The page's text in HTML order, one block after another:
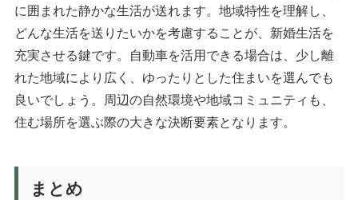
に囲まれた静かな生活が送れます。地域特性を理解し、
どんな生活を送りたいかを考慮することが、新婚生活を
充実させる鍵です。自動車を活用できる場合は、少し離
れた地域により広く、ゆったりとした住まいを選んでも
良いでしょう。周辺の自然環境や地域コミュニティも、
住む場所を選ぶ際の大きな決断要素となります。
まとめ